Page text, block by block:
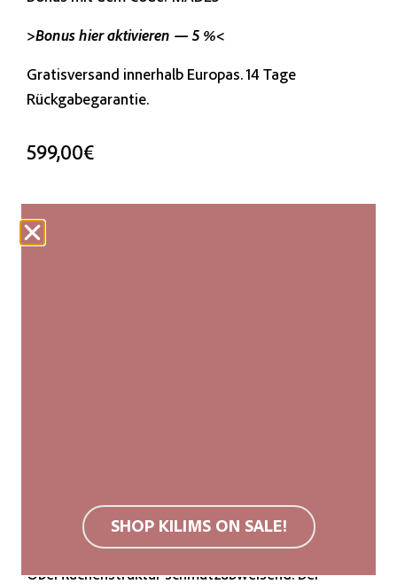
>Bonus hier aktivieren — 5 %<
Gratisversand innerhalb Europas. 14 Tage
Rückgabegarantie.
599,00€
Verfügbar bei Nachbestellung
Wir empfehlen eine rutschfeste Unterlage.
Hochwertige Wollteppiche sind aufgrund ihrer
Oberflächenstruktur schmutzabweisend. Bei
SHOP KILIMS ON SALE!